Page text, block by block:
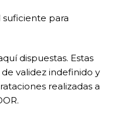
suficiente para
dispuestas. Estas
validez indefinido y
realizadas a